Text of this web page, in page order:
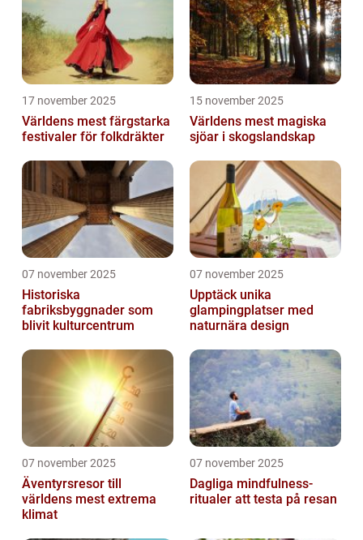
17 november 2025
Världens mest färgstarka
festivaler för folkdräkter
15 november 2025
Världens mest magiska
sjöar i skogslandskap
07 november 2025
Historiska
fabriksbyggnader som
blivit kulturcentrum
07 november 2025
Upptäck unika
glampingplatser med
naturnära design
07 november 2025
Äventyrsresor till
världens mest extrema
klimat
07 november 2025
Dagliga mindfulness-
ritualer att testa på resan